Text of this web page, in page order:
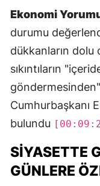
Ekonomi
durumu
dükkanların
sıkıntıların
Cumhurbaşkanı
bulundu
SIYASETTE
GÜNLERE